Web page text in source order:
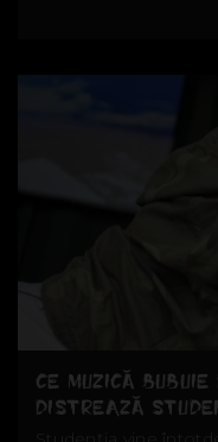
CE MUZICĂ
DISTREAZĂ